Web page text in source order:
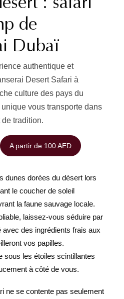
de
Dubaï
authentique et
Desert Safari à
culture des pays du
vous transporte dans
tradition.
A partir de 100 AED
dunes dorées du désert lors
le coucher de soleil
la faune sauvage locale.
laissez-vous séduire par
avec des ingrédients frais aux
vos papilles.
sous les étoiles scintillantes
à côté de vous.
ne se contente pas seulement